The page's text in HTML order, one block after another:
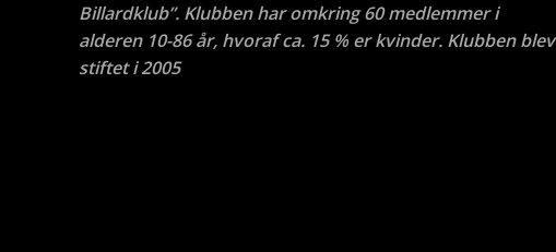
Billardklub”. Klubben har omkring 60 medlemmer i
alderen 10-86 år, hvoraf ca. 15 % er kvinder. Klubben blev
stiftet i 2005